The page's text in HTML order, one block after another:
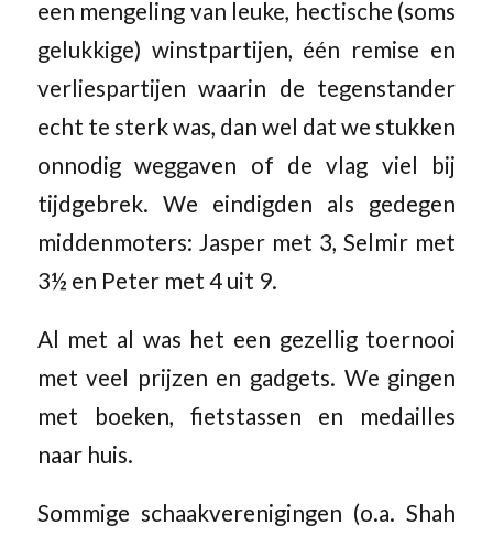
een mengeling van leuke, hectische (soms
gelukkige) winstpartijen, één remise en
verliespartijen waarin de tegenstander
echt te sterk was, dan wel dat we stukken
onnodig weggaven of de vlag viel bij
tijdgebrek. We eindigden als gedegen
middenmoters: Jasper met 3, Selmir met
3½ en Peter met 4 uit 9.
Al met al was het een gezellig toernooi
met veel prijzen en gadgets. We gingen
met boeken, fietstassen en medailles
naar huis.
Sommige schaakverenigingen (o.a. Shah